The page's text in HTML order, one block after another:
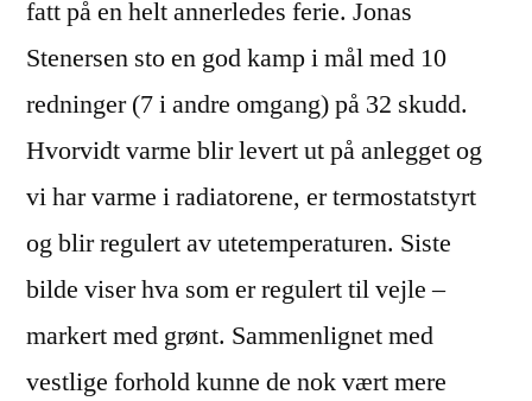
fatt på en helt annerledes ferie. Jonas
Stenersen sto en god kamp i mål med 10
redninger (7 i andre omgang) på 32 skudd.
Hvorvidt varme blir levert ut på anlegget og
vi har varme i radiatorene, er termostatstyrt
og blir regulert av utetemperaturen. Siste
bilde viser hva som er regulert til vejle –
markert med grønt. Sammenlignet med
vestlige forhold kunne de nok vært mere